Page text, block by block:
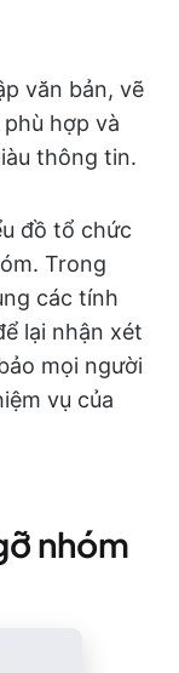
văn bản, vẽ
hợp và
thông tin.
đồ tổ chức
Trong
các tính
lại nhận xét
mọi người
vụ của
nhóm